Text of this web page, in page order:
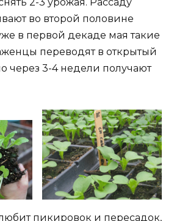
во второй половине
в первой декаде мая такие
переводят в открытый
через 3-4 недели получают
пикировок и пересадок,